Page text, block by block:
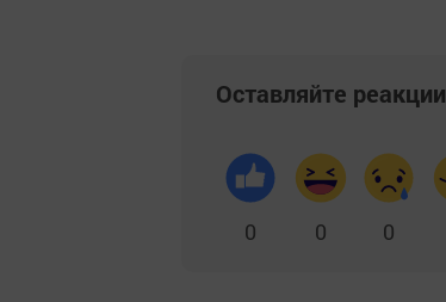
Оставляйте реакции
0 0 0